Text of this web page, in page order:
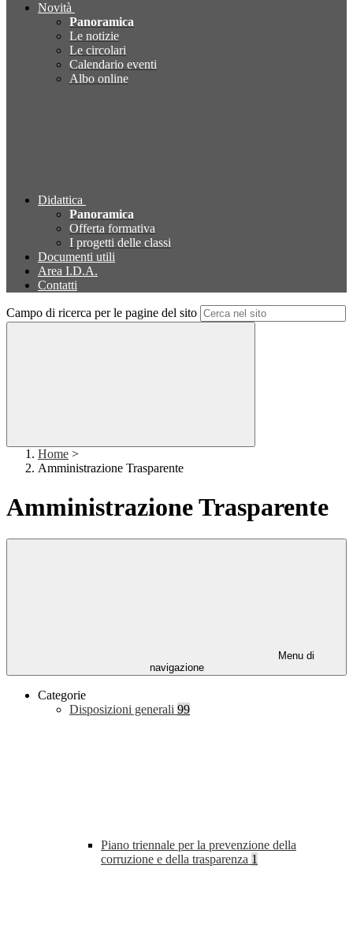
Novità
Panoramica
Le notizie
Le circolari
Calendario eventi
Albo online
Didattica
Panoramica
Offerta formativa
I progetti delle classi
Documenti utili
Area I.D.A.
Contatti
Campo di ricerca per le pagine del sito
Home >
Amministrazione Trasparente
Amministrazione Trasparente
Menu di
navigazione
Categorie
Disposizioni generali 99
Piano triennale per la prevenzione della
corruzione e della trasparenza 1